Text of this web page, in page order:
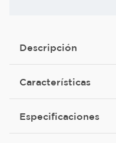
Descripción
Características
Especificaciones